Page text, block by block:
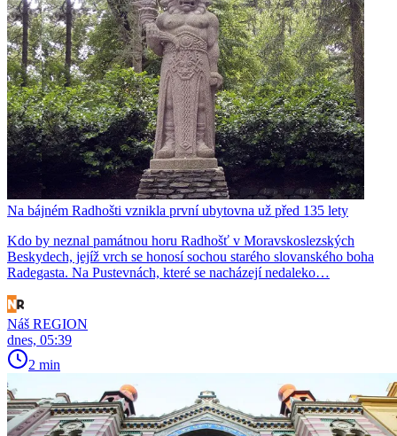
Na bájném Radhošti vznikla první ubytovna už před 135 lety
Kdo by neznal památnou horu Radhošť v Moravskoslezských
Beskydech, jejíž vrch se honosí sochou starého slovanského boha
Radegasta. Na Pustevnách, které se nacházejí nedaleko…
Náš REGION
dnes, 05:39
2 min